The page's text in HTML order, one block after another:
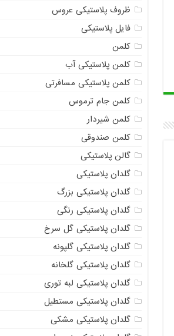
ظروف پلاستیکی عروس
فایل پلاستیکی
کلمن
کلمن پلاستیکی آب
کلمن پلاستیکی مسافرتی
کلمن جام ترموس
کلمن شیردار
کلمن صندوقی
گالن پلاستیکی
گلدان پلاستیکی
گلدان پلاستیکی بزرگ
گلدان پلاستیکی رنگی
گلدان پلاستیکی گل سرخ
گلدان پلاستیکی گلپونه
گلدان پلاستیکی گلخانه
گلدان پلاستیکی لبه توری
گلدان پلاستیکی مستطیل
گلدان پلاستیکی مشکی